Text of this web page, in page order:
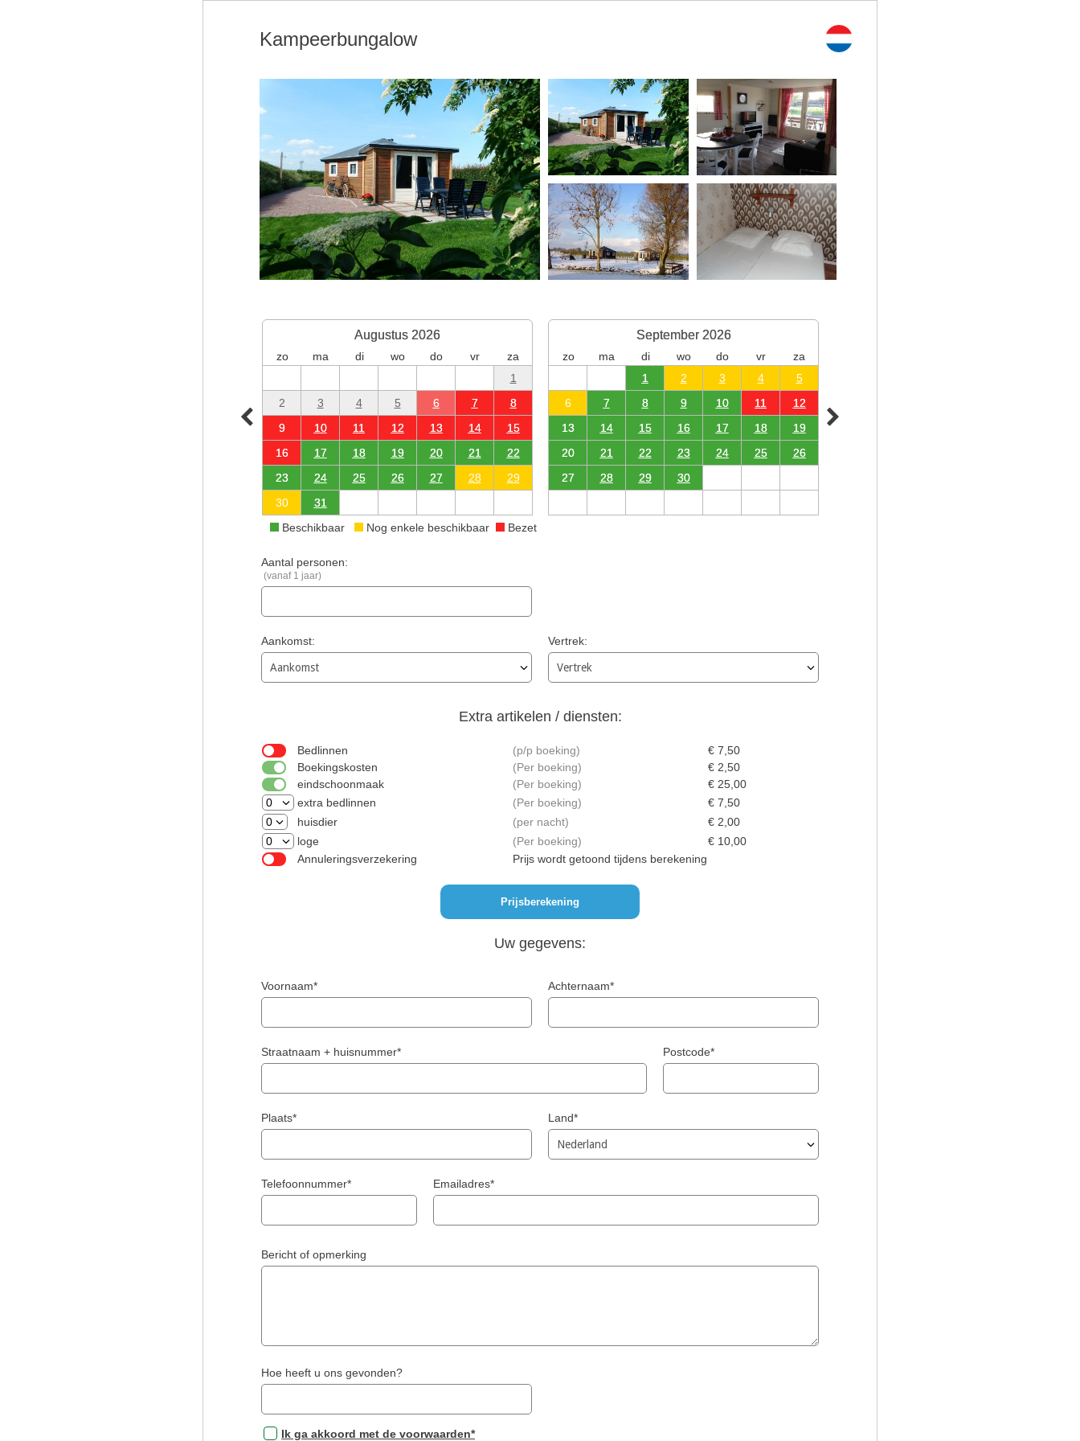
Kampeerbungalow
Augustus 2026
zo ma di wo do vr
za
1
2
3 4 5 6 7
8
9
10 11 12 13 14
15
16
17 18 19 20 21
22
23
24 25 26 27 28
29
30
31
September 2026
zo ma di wo do vr
za
1
2 3 4
5
6
7 8 9 10 11
12
13
14 15 16 17 18
19
20
21 22 23 24 25
26
27
28 29 30
Beschikbaar Nog enkele beschikbaar Bezet
Aantal personen:
(vanaf 1 jaar)
Aankomst: Vertrek:
Extra artikelen / diensten:
Bedlinnen p/p boeking
€ 7,50
Boekingskosten
Per boeking
€ 2,50
eindschoonmaak
Per boeking
€ 25,00
extra bedlinnen
Per boeking
€ 7,50
huisdier
per nacht
€ 2,00
loge
Per boeking
€ 10,00
Annuleringsverzekering
Prijs wordt getoond tijdens berekening
Uw gegevens:
Voornaam* Achternaam*
Straatnaam + huisnummer* Postcode*
Plaats* Land*
Telefoonnummer* Emailadres*
Bericht of opmerking
Hoe heeft u ons gevonden?
Ik ga akkoord met de voorwaarden*